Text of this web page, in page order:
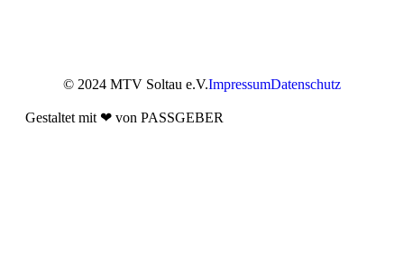
© 2024 MTV Soltau e.V.ImpressumDatenschutz
Gestaltet mit ❤ von PASSGEBER